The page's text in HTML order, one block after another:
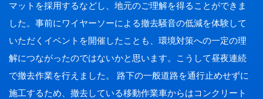
マットを採用するなどし、地元のご理解を得ることができま
した。事前にワイヤーソーによる撤去騒音の低減を体験して
いただくイベントを開催したことも、環境対策への一定の理
解につながったのではないかと思います。こうして昼夜連続
で撤去作業を行えました。 路下の一般道路を通行止めせずに
施工するため、撤去している移動作業車からはコンクリート